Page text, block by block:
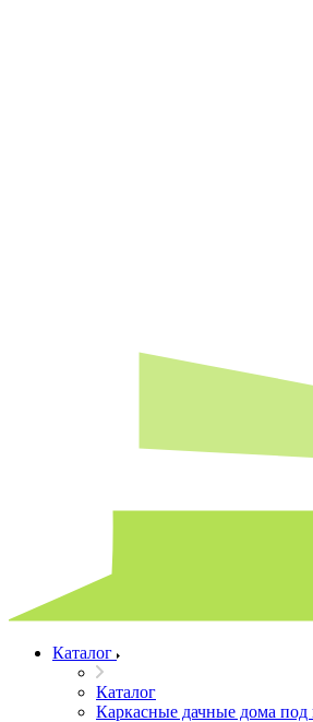
Каталог
Каталог
Каркасные дачные дома под